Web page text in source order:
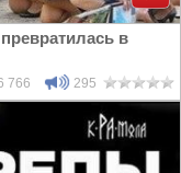
в
766 295